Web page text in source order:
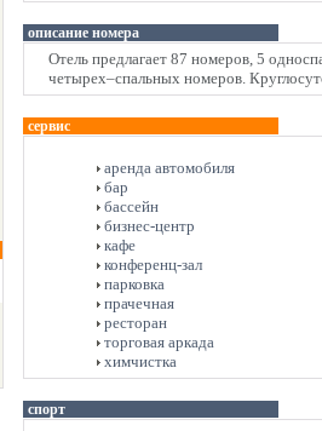
описание номера
Отель предлагает 87 номеров, 5
четырех–спальных номеров.
сервис
аренда автомобиля
бар
бассейн
бизнес-центр
кафе
конференц-зал
парковка
прачечная
ресторан
торговая аркада
химчистка
спорт